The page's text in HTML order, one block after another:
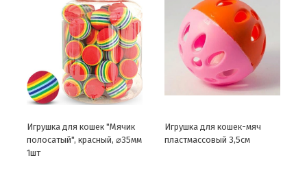
Игрушка для кошек "Мячик
полосатый", красный, ⌀35мм
1шт
Игрушка для кошек-мяч
пластмассовый 3,5см